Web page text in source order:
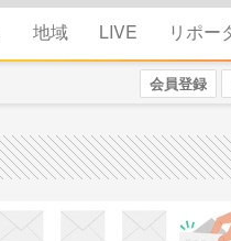
地域 LIVE リポー
会員登録